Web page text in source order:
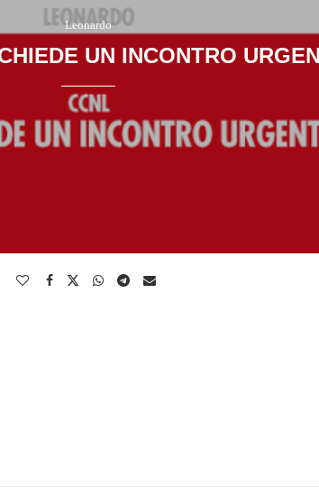
Leonardo
UN INCONTRO